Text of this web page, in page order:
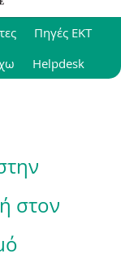
Πηγές ΕΚΤ
Helpdesk
στον